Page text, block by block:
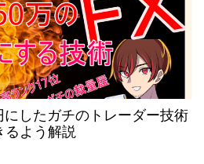
にしたガチのトレーダー技術
るよう解説